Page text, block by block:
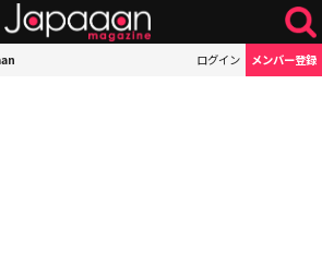
ログイン メンバー登録